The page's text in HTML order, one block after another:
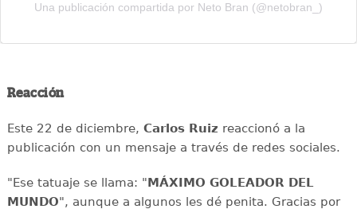
Una publicación compartida por Neto Bran (@netobran_)
Reacción
Este 22 de diciembre, Carlos Ruiz reaccionó a la
publicación con un mensaje a través de redes sociales.
"Ese tatuaje se llama: "MÁXIMO GOLEADOR DEL
MUNDO", aunque a algunos les dé penita. Gracias por